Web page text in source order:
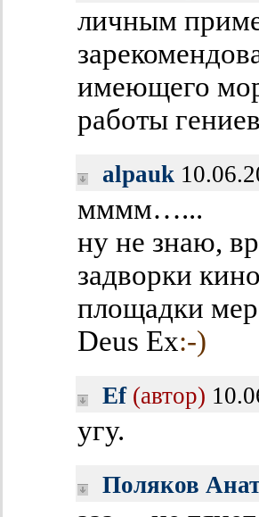
личным
имеющего
работы
alpauk
мммм…...
ну не знаю,
задворки
площадки
Deus Ex:-)
Ef (автор)
угу.
Поляков